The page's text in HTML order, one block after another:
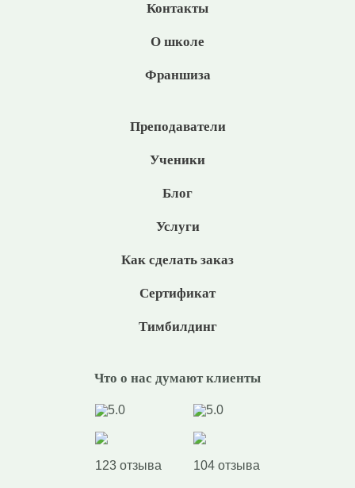
Контакты
О школе
Франшиза
Преподаватели
Ученики
Блог
Услуги
Как сделать заказ
Сертификат
Тимбилдинг
Что о нас думают клиенты
5.0
123 отзыва
5.0
104 отзыва